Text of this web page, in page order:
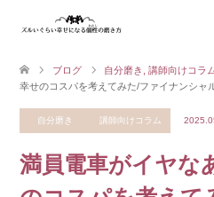
ブログ 自分磨き 講師向けコラ
幸せのコスパを考えてみた/ファイナンシャ
自分磨き 講師向けコラム
満員電車がイヤな